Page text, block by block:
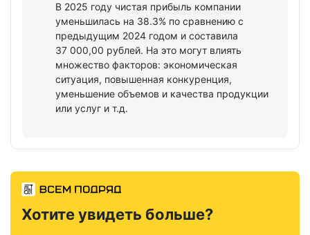
В 2025 году чистая прибыль компании
уменьшилась на 38.3% по сравнению с
предыдущим 2024 годом и составила
37 000,00 рублей. На это могут влиять
множество факторов: экономическая
ситуация, повышенная конкуренция,
уменьшение объемов и качества продукции
или услуг и т.д.
Хотите увидеть больше?